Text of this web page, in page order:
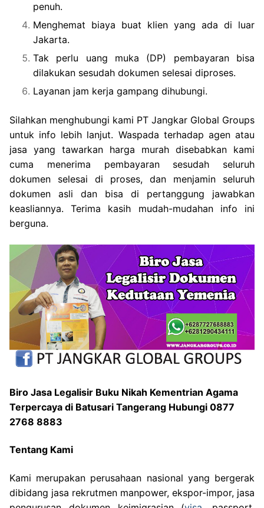
penuh.
Menghemat biaya buat klien yang ada di luar
Jakarta.
Tak perlu uang muka (DP) pembayaran bisa
dilakukan sesudah dokumen selesai diproses.
Layanan jam kerja gampang dihubungi.
Silahkan menghubungi kami PT Jangkar Global Groups
untuk info lebih lanjut. Waspada terhadap agen atau
jasa yang tawarkan harga murah disebabkan kami
cuma menerima pembayaran sesudah seluruh
dokumen selesai di proses, dan menjamin seluruh
dokumen asli dan bisa di pertanggung jawabkan
keasliannya. Terima kasih mudah-mudahan info ini
berguna.
Biro Jasa Legalisir Buku Nikah Kementrian Agama
Terpercaya di Batusari Tangerang Hubungi 0877
2768 8883
Tentang Kami
Kami merupakan perusahaan nasional yang bergerak
dibidang jasa rekrutmen manpower, ekspor-impor, jasa